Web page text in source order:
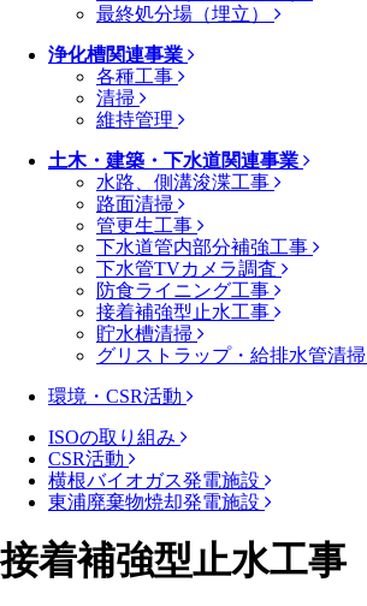
最終処分場（埋立）
浄化槽関連事業
各種工事
清掃
維持管理
土木・建築・下水道関連事業
水路、側溝浚渫工事
路面清掃
管更生工事
下水道管内部分補強工事
下水管TVカメラ調査
防食ライニング工事
接着補強型止水工事
貯水槽清掃
グリストラップ・給排水管清掃
環境・CSR活動
ISOの取り組み
CSR活動
横根バイオガス発電施設
東浦廃棄物焼却発電施設
接着補強型止水工事